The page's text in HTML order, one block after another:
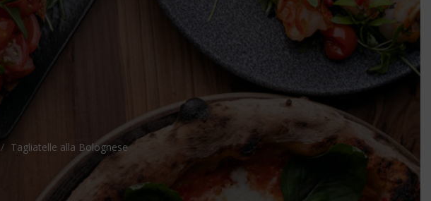
Tagliatelle alla Bolognese